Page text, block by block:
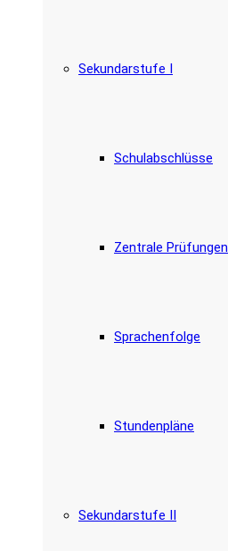
Sekundarstufe I
Schulabschlüsse
Zentrale Prüfungen
Sprachenfolge
Stundenpläne
Sekundarstufe II